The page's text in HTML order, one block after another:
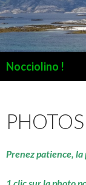
Nocciolino !
PHOTOS
Prenez patience, la